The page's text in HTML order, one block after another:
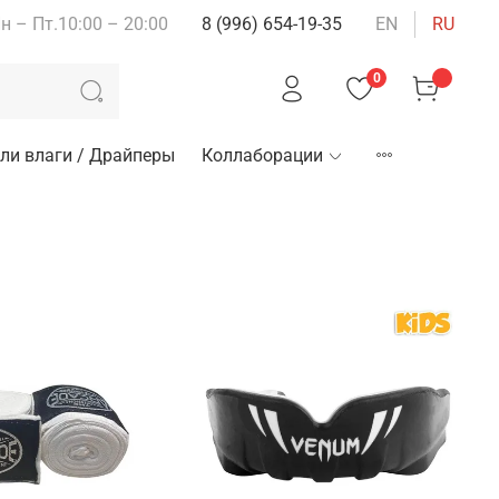
– Пт.10:00 – 20:00 8 (996) 654-19-35 EN RU
0
влаги / Драйперы Коллаборации